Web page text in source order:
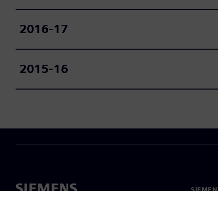
2016-17
2015-16